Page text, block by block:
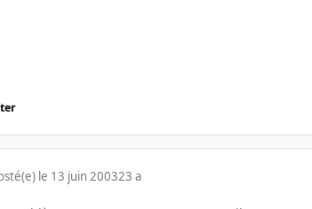
le 13 juin 200323 a